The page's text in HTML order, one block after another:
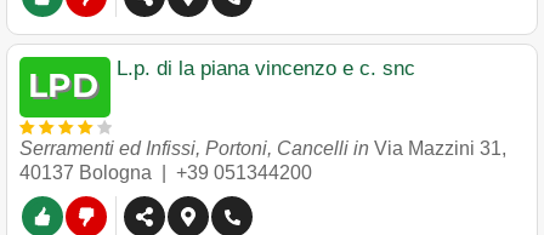
L.p. di la piana vincenzo e c. snc
Serramenti ed Infissi, Portoni, Cancelli in Via Mazzini 31,
40137 Bologna +39 051344200